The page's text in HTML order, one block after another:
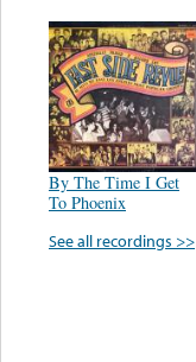
By The Time I Get
To Phoenix
See all recordings >>